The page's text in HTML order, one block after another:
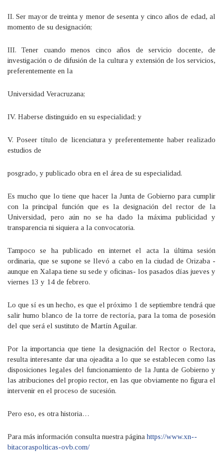
II. Ser mayor de treinta y menor de sesenta y cinco años de edad, al
momento de su designación;
III. Tener cuando menos cinco años de servicio docente, de
investigación o de difusión de la cultura y extensión de los servicios,
preferentemente en la
Universidad Veracruzana;
IV. Haberse distinguido en su especialidad; y
V. Poseer título de licenciatura y preferentemente haber realizado
estudios de
posgrado, y publicado obra en el área de su especialidad.
Es mucho que lo tiene que hacer la Junta de Gobierno para cumplir
con la principal función que es la designación del rector de la
Universidad, pero aún no se ha dado la máxima publicidad y
transparencia ni siquiera a la convocatoria.
Tampoco se ha publicado en internet el acta la última sesión
ordinaria, que se supone se llevó a cabo en la ciudad de Orizaba -
aunque en Xalapa tiene su sede y oficinas- los pasados días jueves y
viernes 13 y 14 de febrero.
Lo que sí es un hecho, es que el próximo 1 de septiembre tendrá que
salir humo blanco de la torre de rectoría, para la toma de posesión
del que será el sustituto de Martín Aguilar.
Por la importancia que tiene la designación del Rector o Rectora,
resulta interesante dar una ojeadita a lo que se establecen como las
disposiciones legales del funcionamiento de la Junta de Gobierno y
las atribuciones del propio rector, en las que obviamente no figura el
intervenir en el proceso de sucesión.
Pero eso, es otra historia…
Para más información consulta nuestra página https://www.xn--
bitacoraspolticas-ovb.com/